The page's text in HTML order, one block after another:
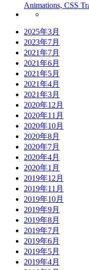
Animations, CSS
2025年3月
2023年7月
2021年7月
2021年6月
2021年5月
2021年4月
2021年3月
2020年12月
2020年11月
2020年10月
2020年8月
2020年7月
2020年4月
2020年1月
2019年12月
2019年11月
2019年10月
2019年9月
2019年8月
2019年7月
2019年6月
2019年5月
2019年4月